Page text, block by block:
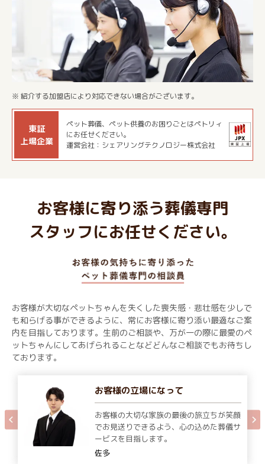
※ 紹介する加盟店により対応できない場合がございます。
東証
上場企業
ペット葬儀、ペット供養のお困りごとはペトリィ
にお任せください。
運営会社：シェアリングテクノロジー株式会社
お客様に寄り添う葬儀専門
スタッフにお任せください。
お客様が大切なペットちゃんを失くした喪失感・悲壮感を少しで
も和らげる事ができるように、常にお客様に寄り添い最適なご案
内を目指しております。生前のご相談や、万が一の際に最愛のペ
ットちゃんにしてあげられることなどどんなご相談でもお待ちし
ております。
お客様の立場になって
お客様の大切な家族の最後の旅立ちが笑顔
でお見送りできるよう、心の込めた葬儀サ
ービスを目指します。
佐多